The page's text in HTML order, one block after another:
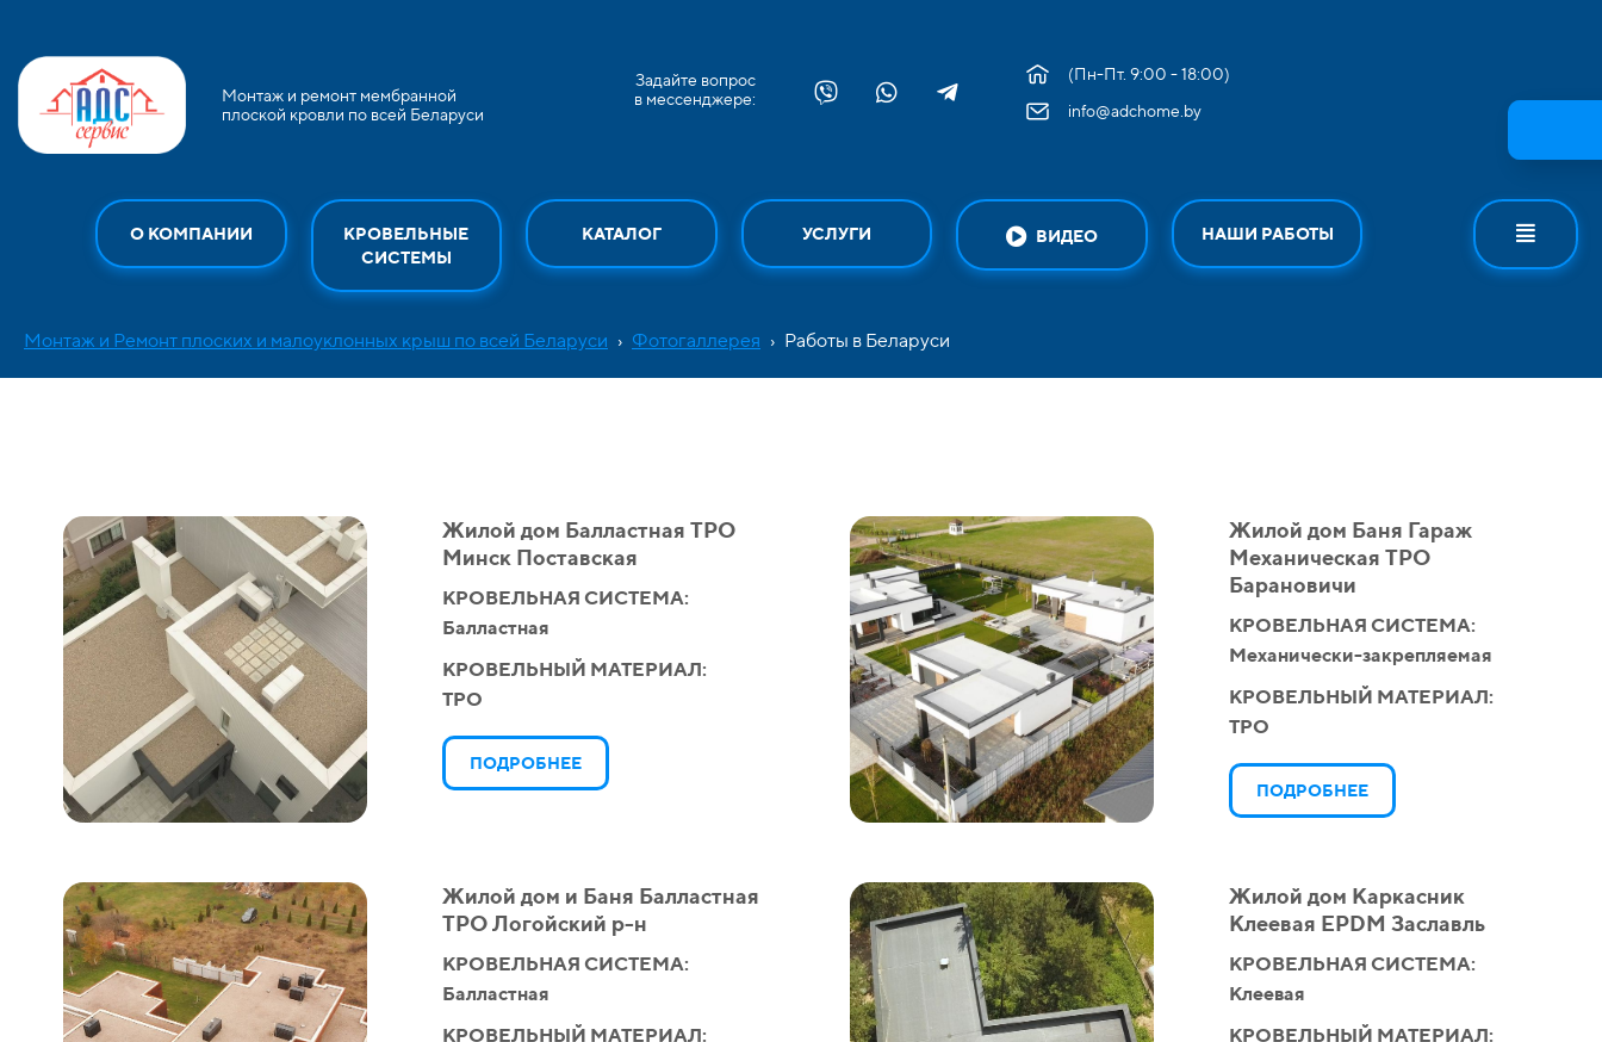
Монтаж и ремонт мембранной
плоской кровли по всей Беларуси
Задайте вопрос
в мессенджере:
(Пн-Пт. 9:00 - 18:00)
info@adchome.by
О КОМПАНИИ
КРОВЕЛЬНЫЕ
СИСТЕМЫ
КАТАЛОГ УСЛУГИ ВИДЕО НАШИ РАБОТЫ
Монтаж и Ремонт плоских и малоуклонных крыш по всей Беларуси › Фотогаллерея › Работы в Беларуси
Жилой дом Балластная ТPO
Минск Поставская
КРОВЕЛЬНАЯ СИСТЕМА:
Балластная
КРОВЕЛЬНЫЙ МАТЕРИАЛ:
TPO
ПОДРОБНЕЕ
Жилой дом Баня Гараж
Механическая ТPO
Барановичи
КРОВЕЛЬНАЯ СИСТЕМА:
Механически-закрепляемая
КРОВЕЛЬНЫЙ МАТЕРИАЛ:
TPO
ПОДРОБНЕЕ
Жилой дом и Баня Балластная
ТРО Логойский р-н
КРОВЕЛЬНАЯ СИСТЕМА:
Балластная
КРОВЕЛЬНЫЙ МАТЕРИАЛ:
Жилой дом Каркасник
Клеевая EPDM Заславль
КРОВЕЛЬНАЯ СИСТЕМА:
Клеевая
КРОВЕЛЬНЫЙ МАТЕРИАЛ: